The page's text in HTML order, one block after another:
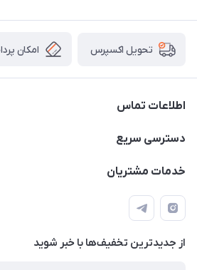
تحویل اکسپرس امکان
اطلاعات تماس
09171115348
طبقه همکف واحد 131
دسترسی سریع
مجله فروشگاه
درباره ما
تماس با ما
خدمات مشتریان
قوانین و مقررات
حریم خصوصی
راهنما
از جدید‌ترین تخفیف‌ها با‌ خبر شوید